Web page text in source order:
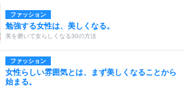
ファッション
勉強する女性は、美しくなる。
美を磨いて女らしくなる30の方法
ファッション
女性らしい雰囲気とは、まず美しくなることから
始まる。